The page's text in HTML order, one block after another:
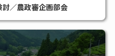
／農政審企画部会